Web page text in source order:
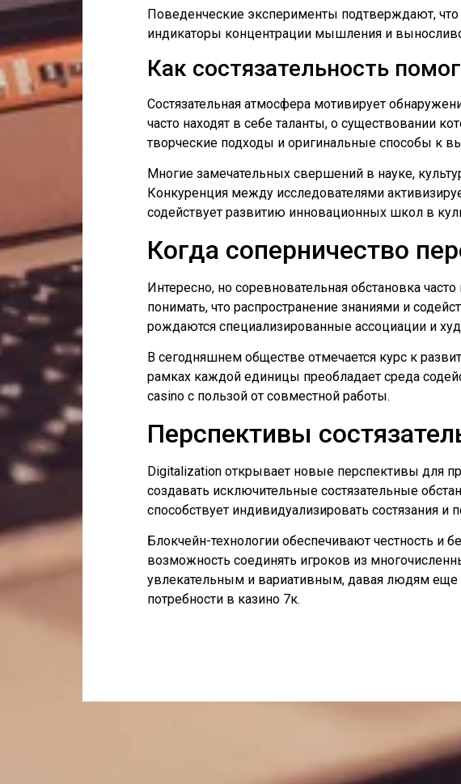
Поведенческие эксперименты подтверждают,
индикаторы концентрации мышления и
Как состязательность
Состязательная атмосфера мотивирует
часто находят в себе таланты, о существовании
творческие подходы и оригинальные способы к
Многие замечательных свершений в науке,
Конкуренция между исследователями
содействует развитию инновационных школ в
Когда соперничество
Интересно, но соревновательная обстановка
понимать, что распространение знаниями и
рождаются специализированные ассоциации и
В сегодняшнем обществе отмечается курс к
рамках каждой единицы преобладает среда
casino с пользой от совместной работы.
Перспективы
Digitalization открывает новые перспективы для
создавать исключительные состязательные
способствует индивидуализировать состязания и
Блокчейн-технологии обеспечивают честность и
возможность соединять игроков из
увлекательным и вариативным, давая людям еще
потребности в казино 7к.